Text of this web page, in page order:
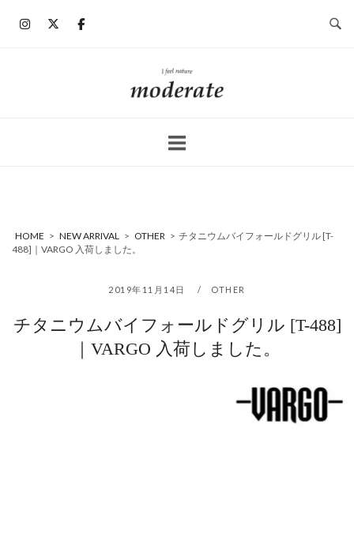
ホ
ー
HOME > NEW ARRIVAL > OTHER > チタニウムバイフォールドグリル [T-
488]｜VARGO 入荷しました。
2019年11月14日 OTHER
チタニウムバイフォールドグリル [T-488]
｜VARGO 入荷しました。